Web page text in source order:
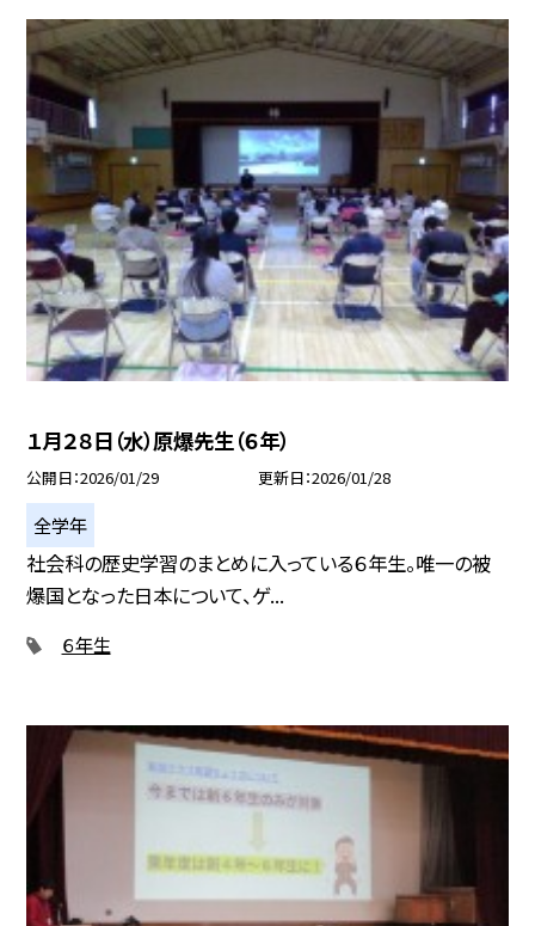
１月２８日（水）原爆先生（６年）
公開日 2026/01/29 更新日 2026/01/28
全学年
社会科の歴史学習のまとめに入っている６年生。唯一の被
爆国となった日本について、ゲ...
６年生